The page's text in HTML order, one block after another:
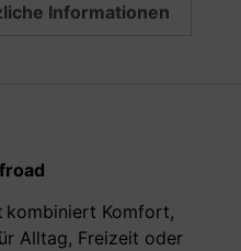
Informationen
kombiniert Komfort,
Alltag, Freizeit oder